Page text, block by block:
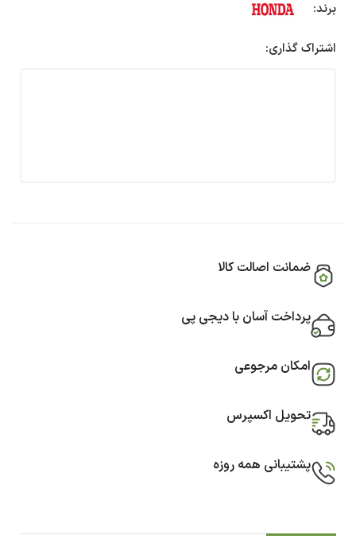
برند:
اشتراک گذاری:
ضمانت اصالت کالا
پرداخت آسان با دیجی پی
امکان مرجوعی
تحویل اکسپرس
پشتیبانی همه روزه